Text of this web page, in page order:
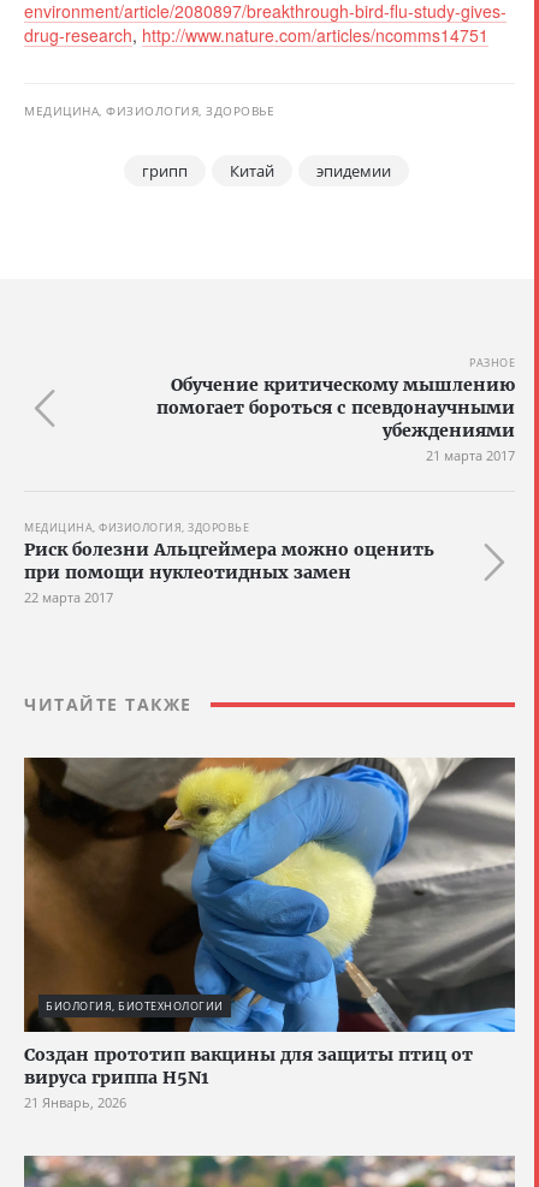
environment/article/2080897/breakthrough-bird-flu-study-gives-
drug-research, http://www.nature.com/articles/ncomms14751
МЕДИЦИНА, ФИЗИОЛОГИЯ, ЗДОРОВЬЕ
грипп Китай эпидемии
РАЗНОЕ
Обучение критическому мышлению
помогает бороться с псевдонаучными
убеждениями
21 марта 2017
МЕДИЦИНА, ФИЗИОЛОГИЯ, ЗДОРОВЬЕ
Риск болезни Альцгеймера можно оценить
при помощи нуклеотидных замен
22 марта 2017
ЧИТАЙТЕ ТАКЖЕ
БИОЛОГИЯ, БИОТЕХНОЛОГИИ
Создан прототип вакцины для защиты птиц от
вируса гриппа H5N1
21 Январь, 2026